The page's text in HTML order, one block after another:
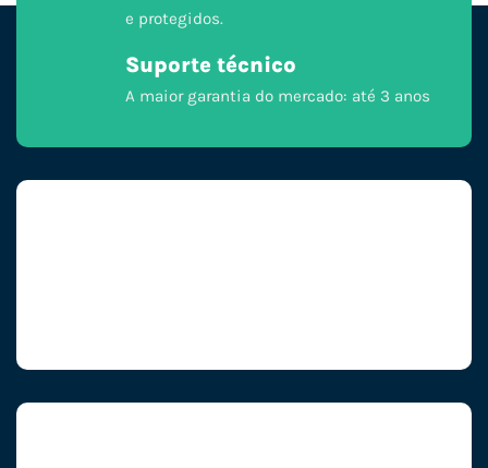
e protegidos.
Suporte técnico
A maior garantia do mercado: até 3 anos